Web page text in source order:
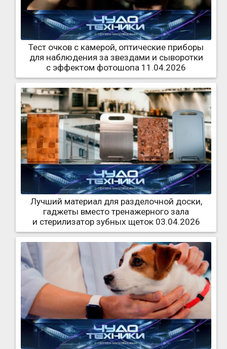
Тест очков с камерой, оптические приборы
для наблюдения за звездами и сыворотки
с эффектом фотошопа 11.04.2026
Лучший материал для разделочной доски,
гаджеты вместо тренажерного зала
и стерилизатор зубных щеток 03.04.2026